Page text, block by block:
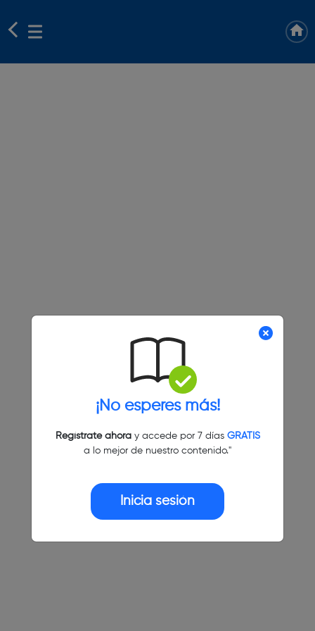
¡No esperes más!
Regístrate ahoray accede por 7 días GRATIS
a lo mejor de nuestro contenido."
Inicia sesión